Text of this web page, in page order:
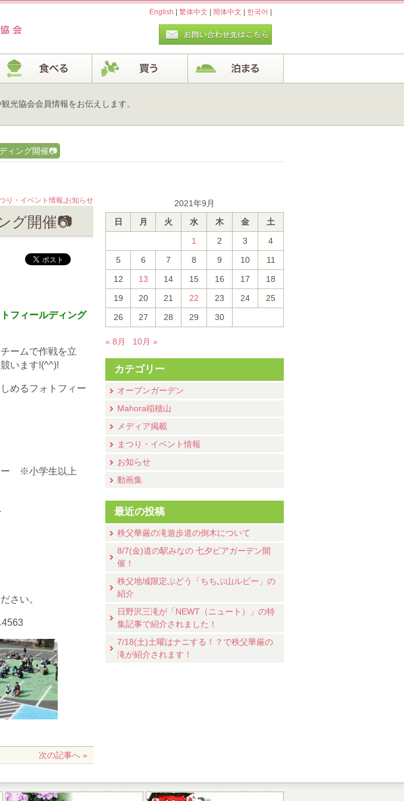
English 繁体中文 簡体中文 한국어
光協会会員情報をお伝えします。
ィング開催📷
2021年9月
日
月 火 水 木 金
土
1
2 3
4
5
6 7 8 9 10
11
12
13 14 15 16 17
18
19
20 21 22 23 24
25
26
27 28 29 30
« 8月 10月 »
カテゴリー
オープンガーデン
Mahora稲穂山
メディア掲載
まつり・イベント情報
お知らせ
動画集
最近の投稿
秩父華厳の滝遊歩道の倒木について
8/7(金)道の駅みなの 七夕ビアガーデン開
催！
秩父地域限定ぶどう「ちちぶ山ルビー」の
紹介
日野沢三滝が「NEWT（ニュート）」の特
集記事で紹介されました！
7/18(土)土曜はナニする！？で秩父華厳の
滝が紹介されます！
り・イベント情報,お知らせ
グ開催📷
フィールディング
ームで作戦を立
います!(^^)!
めるフォトフィー
ー ※小学生以上
さい。
次の記事へ »